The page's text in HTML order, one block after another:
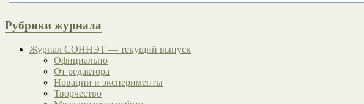
Рубрики журнала
Журнал СОННЭТ — текущий выпуск
Официально
От редактора
Новации и эксперименты
Творчество